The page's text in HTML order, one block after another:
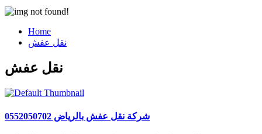
Home
نقل عفش
نقل عفش
شركة نقل عفش بالرياض 0552050702